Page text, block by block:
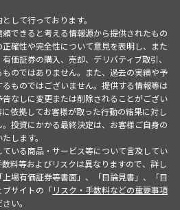
して行っております。
できると考える情報源から提供されたもの
確性や完全性について意見を表明し、また
価証券の購入、売却、デリバティブ取引、
のではありません。また、過去の実績や予
ものではございません。提供する情報等は
なしに変更または削除されることがござい
依拠してお客様が取った行動の結果に対し
投資にかかる最終決定は、お客様ご自身の
します。
いる商品・サービス等について言及してい
料等およびリスクは異なりますので、詳し
場有価証券等書面」、「目論見書」、「目
ブサイトの「リスク・手数料などの重要事項
い。